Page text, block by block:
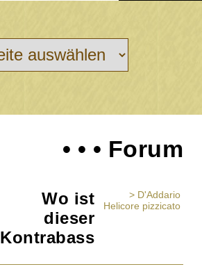
• • • Forum
Wo ist
dieser
Kontrabass
> D'Addario
Helicore pizzicato